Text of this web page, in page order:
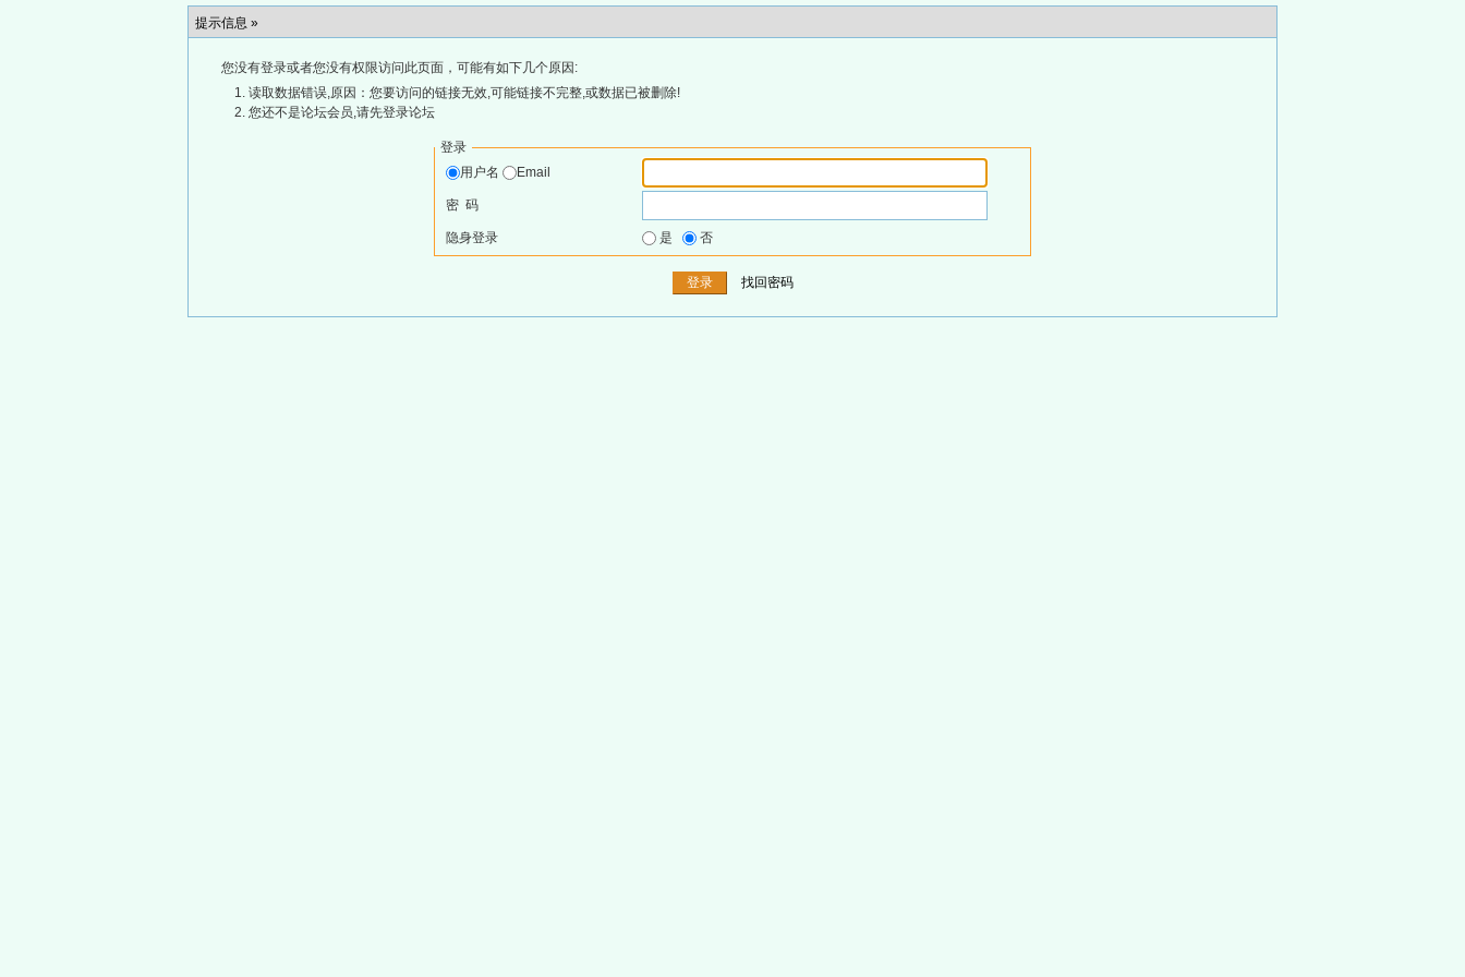
提示信息 »
您没有登录或者您没有权限访问此页面，可能有如下几个原因:
读取数据错误,原因：您要访问的链接无效,可能链接不完整,或数据已被删除!
您还不是论坛会员,请先登录论坛
登录
用户名
Email
密 码
隐身登录 是 否
找回密码